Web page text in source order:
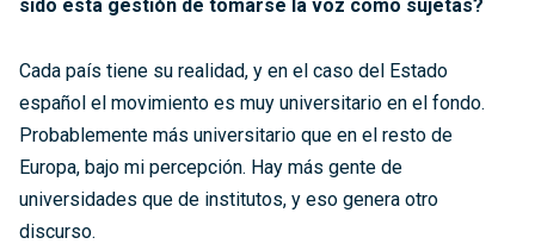
sido esta gestión de tomarse la voz como sujetas?
Cada país tiene su realidad, y en el caso del Estado
español el movimiento es muy universitario en el fondo.
Probablemente más universitario que en el resto de
Europa, bajo mi percepción. Hay más gente de
universidades que de institutos, y eso genera otro
discurso.